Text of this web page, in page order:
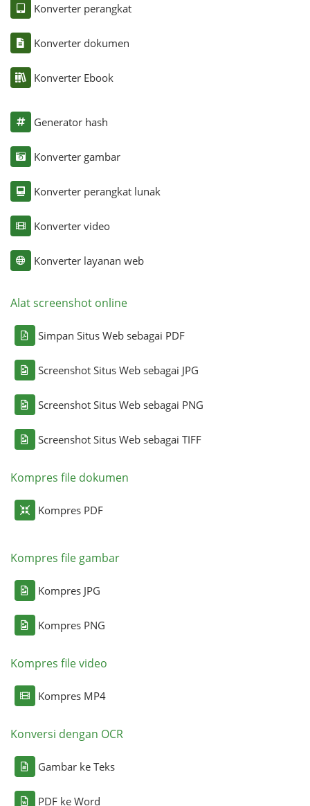
Konverter perangkat
Konverter dokumen
Konverter Ebook
Generator hash
Konverter gambar
Konverter perangkat lunak
Konverter video
Konverter layanan web
Alat screenshot online
Simpan Situs Web sebagai PDF
Screenshot Situs Web sebagai JPG
Screenshot Situs Web sebagai PNG
Screenshot Situs Web sebagai TIFF
Kompres file dokumen
Kompres PDF
Kompres file gambar
Kompres JPG
Kompres PNG
Kompres file video
Kompres MP4
Konversi dengan OCR
Gambar ke Teks
PDF ke Word